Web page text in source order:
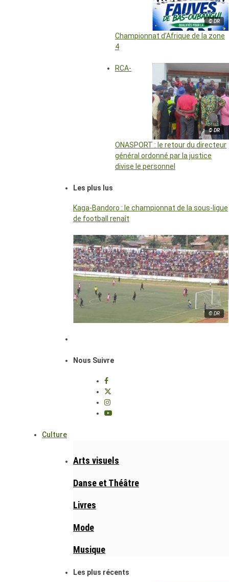
© DR
Championnat d’Afrique de la zone
4
© DR
RCA-
ONASPORT : le retour du directeur
général ordonné par la justice
divise le personnel
Les plus lus
Kaga-Bandoro : le championnat de la sous-ligue
de football renaît
© DR
Nous Suivre
Culture
Arts visuels
Danse et Théâtre
Livres
Mode
Musique
Les plus récents